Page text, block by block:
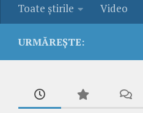
Toate ştirile Video
URMĂREȘTE: